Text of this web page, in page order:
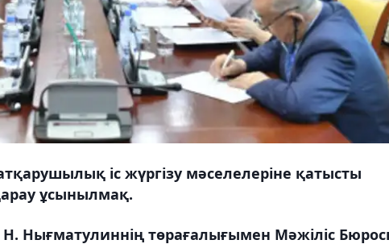
іс жүргізу мәселелеріне қатысты
ұсынылмақ.
Н. Нығматулиннің төрағалығымен Мәжіліс